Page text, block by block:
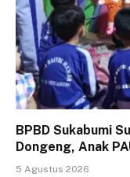
BPBD Sukabumi
Dongeng, Anak
5 Agustus 2026